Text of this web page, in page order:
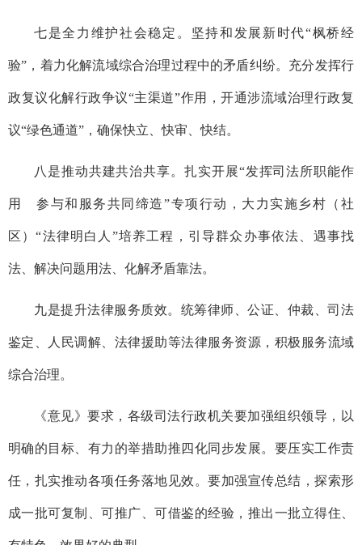
七是全力维护社会稳定。 坚持和发展新时代“枫桥经
验”，着力化解流域综合治理过程中的矛盾纠纷。充分发挥行
政复议化解行政争议“主渠道”作用，开通涉流域治理行政复
议“绿色通道”，确保快立、快审、快结。
八是推动共建共治共享。扎实开展“发挥司法所职能作
用 参与和服务共同缔造”专项行动，大力实施乡村（社
区）“法律明白人”培养工程，引导群众办事依法、遇事找
法、解决问题用法、化解矛盾靠法。
九是提升法律服务质效。 统筹律师、公证、仲裁、司法
鉴定、人民调解、法律援助等法律服务资源，积极服务流域
综合治理。
《意见》要求， 各级司法行政机关要加强组织领导，以
明确的目标、有力的举措助推四化同步发展。要压实工作责
任，扎实推动各项任务落地见效。要加强宣传总结，探索形
成一批可复制、可推广、可借鉴的经验，推出一批立得住、